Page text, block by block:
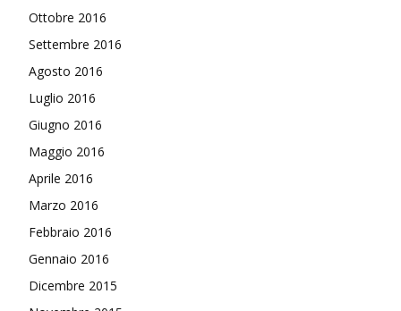
Ottobre 2016
Settembre 2016
Agosto 2016
Luglio 2016
Giugno 2016
Maggio 2016
Aprile 2016
Marzo 2016
Febbraio 2016
Gennaio 2016
Dicembre 2015